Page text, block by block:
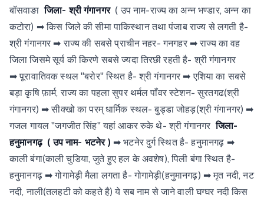
बॉसवाङाजिला- श्री गंगानगर ( उप नाम-राज्य का अन्न भण्डार, अन्न का
कटोरा) ➡ किस जिले की सीमा पाकिस्थान तथा पंजाब राज्य से लगती है-
श्री गंगानगर ➡ राज्य की सबसे प्राचीन नहर- गनगहर ➡ राज्य का वह
जिला जिसमे सूर्य की किरणे सबसे ज्यदा तिरछी रहती है- श्री गंगानगर
➡ पूरावातिवक स्थल "बरोर" स्थित है- श्री गंगानगर ➡ एशिया का सबसे
बड़ा कृषि फ़ार्म, राज्य का पहला सुपर थर्मल पाँवर स्टेशन- सुरतगढ(श्री
गंगानगर) ➡ सीक्खो का परम् धार्मिक स्थल- बुड्डा जोहड़(श्री गंगानगर) ➡
गजल गायल "जगजीत सिंह" यहां आकर रुके थे- श्री गंगानगर जिला-
हनुमानगढ़ ( उप नाम- भटनेर ) ➡ भटनेर दुर्ग स्थित है- हनुमानगढ़ ➡
काली बंगा(काली चुडिया, जुते हुए हल के अवशेष), पिली बंगा स्थित है-
हनुमानगढ़ ➡ गोगामेड़ी मैला लगता है- गोगामेड़ी(हनुमानगढ़) ➡ मृत नदी, नट
नदी, नाली(तलहटी को कहते है) ये सब नाम से जाने वाली घग्घर नदी किस